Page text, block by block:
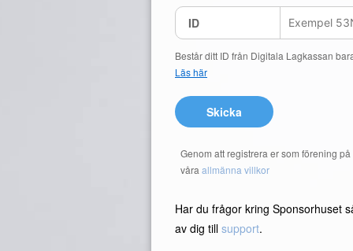
ID
Består ditt ID från Digitala Lagkassan
Läs här
Skicka
Genom att registrera er som förening
våra allmänna villkor
Har du frågor kring Sponsorhuset
av dig till support.